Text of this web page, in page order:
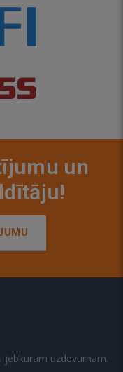
un
jebkuram uzdevumam.